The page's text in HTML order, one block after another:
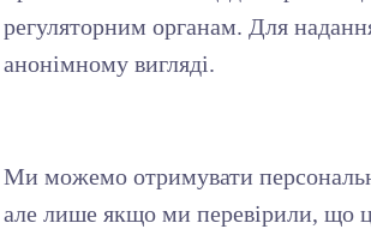
регуляторним органам. Для
анонімному вигляді.
Ми можемо отримувати
але лише якщо ми перевірили, що